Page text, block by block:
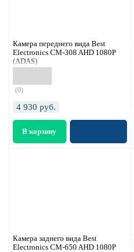
Камера переднего вида Best
Electronics CM-308 AHD 1080P
(ADAS)
(0)
4 930 руб.
Камера заднего вида Best
Electronics CM-650 AHD 1080P